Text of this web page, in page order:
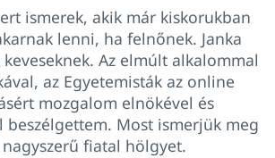
ismerek, akik már kiskorukban
lenni, ha felnőnek. Janka
Az elmúlt alkalommal
az Egyetemisták az online
mozgalom elnökével és
beszélgettem. Most ismerjük meg
nagyszerű fiatal hölgyet.